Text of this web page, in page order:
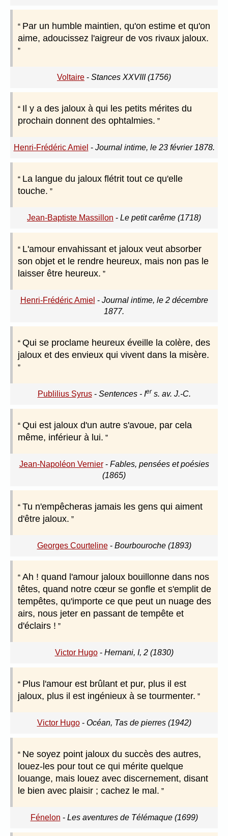
Par un humble maintien, qu'on estime et qu'on
aime, adoucissez l'aigreur de vos rivaux jaloux.
Voltaire - Stances XXVIII (1756)
Il y a des jaloux à qui les petits mérites du
prochain donnent des ophtalmies.
Henri-Frédéric Amiel - Journal intime, le 23 février 1878.
La langue du jaloux flétrit tout ce qu'elle
touche.
Jean-Baptiste Massillon - Le petit carême (1718)
L'amour envahissant et jaloux veut absorber
son objet et le rendre heureux, mais non pas le
laisser être heureux.
Henri-Frédéric Amiel - Journal intime, le 2 décembre
1877.
Qui se proclame heureux éveille la colère, des
jaloux et des envieux qui vivent dans la misère.
Publilius Syrus- Sentences - Ier s. av. J.-C.
Qui est jaloux d'un autre s'avoue, par cela
même, inférieur à lui.
Jean-Napoléon Vernier- Fables, pensées et poésies
(1865)
Tu n'empêcheras jamais les gens qui aiment
d'être jaloux.
Georges Courteline- Bourbouroche (1893)
Ah ! quand l'amour jaloux bouillonne dans nos
têtes, quand notre cœur se gonfle et s'emplit de
tempêtes, qu'importe ce que peut un nuage des
airs, nous jeter en passant de tempête et
d'éclairs !
Victor Hugo- Hernani, I, 2 (1830)
Plus l'amour est brûlant et pur, plus il est
jaloux, plus il est ingénieux à se tourmenter.
Victor Hugo- Océan, Tas de pierres (1942)
Ne soyez point jaloux du succès des autres,
louez-les pour tout ce qui mérite quelque
louange, mais louez avec discernement, disant
le bien avec plaisir ; cachez le mal.
Fénelon - Les aventures de Télémaque (1699)